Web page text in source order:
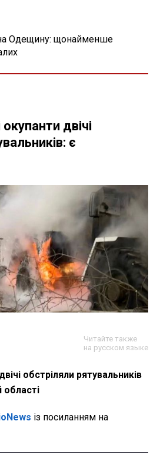
Одещину: щонайменше
двічі
є
Читайте также
на русском языке
обстріляли рятувальників
із посиланням на